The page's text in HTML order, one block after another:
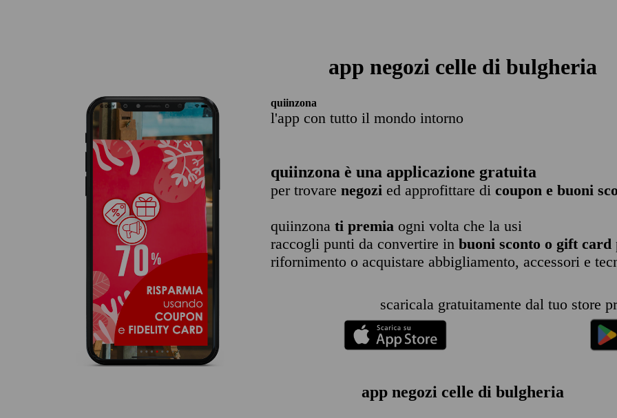
app negozi celle di bulgheria
quiinzona
l'app con tutto il mondo intorno
quiinzona è una applicazione gratuita
per trovare negozi ed approfittare di coupon e buoni
quiinzona ti premia ogni volta che la usi
raccogli punti da convertire in buoni sconto o gift card
rifornimento o acquistare abbigliamento, accessori e
scaricala gratuitamente dal tuo store
app negozi celle di bulgheria